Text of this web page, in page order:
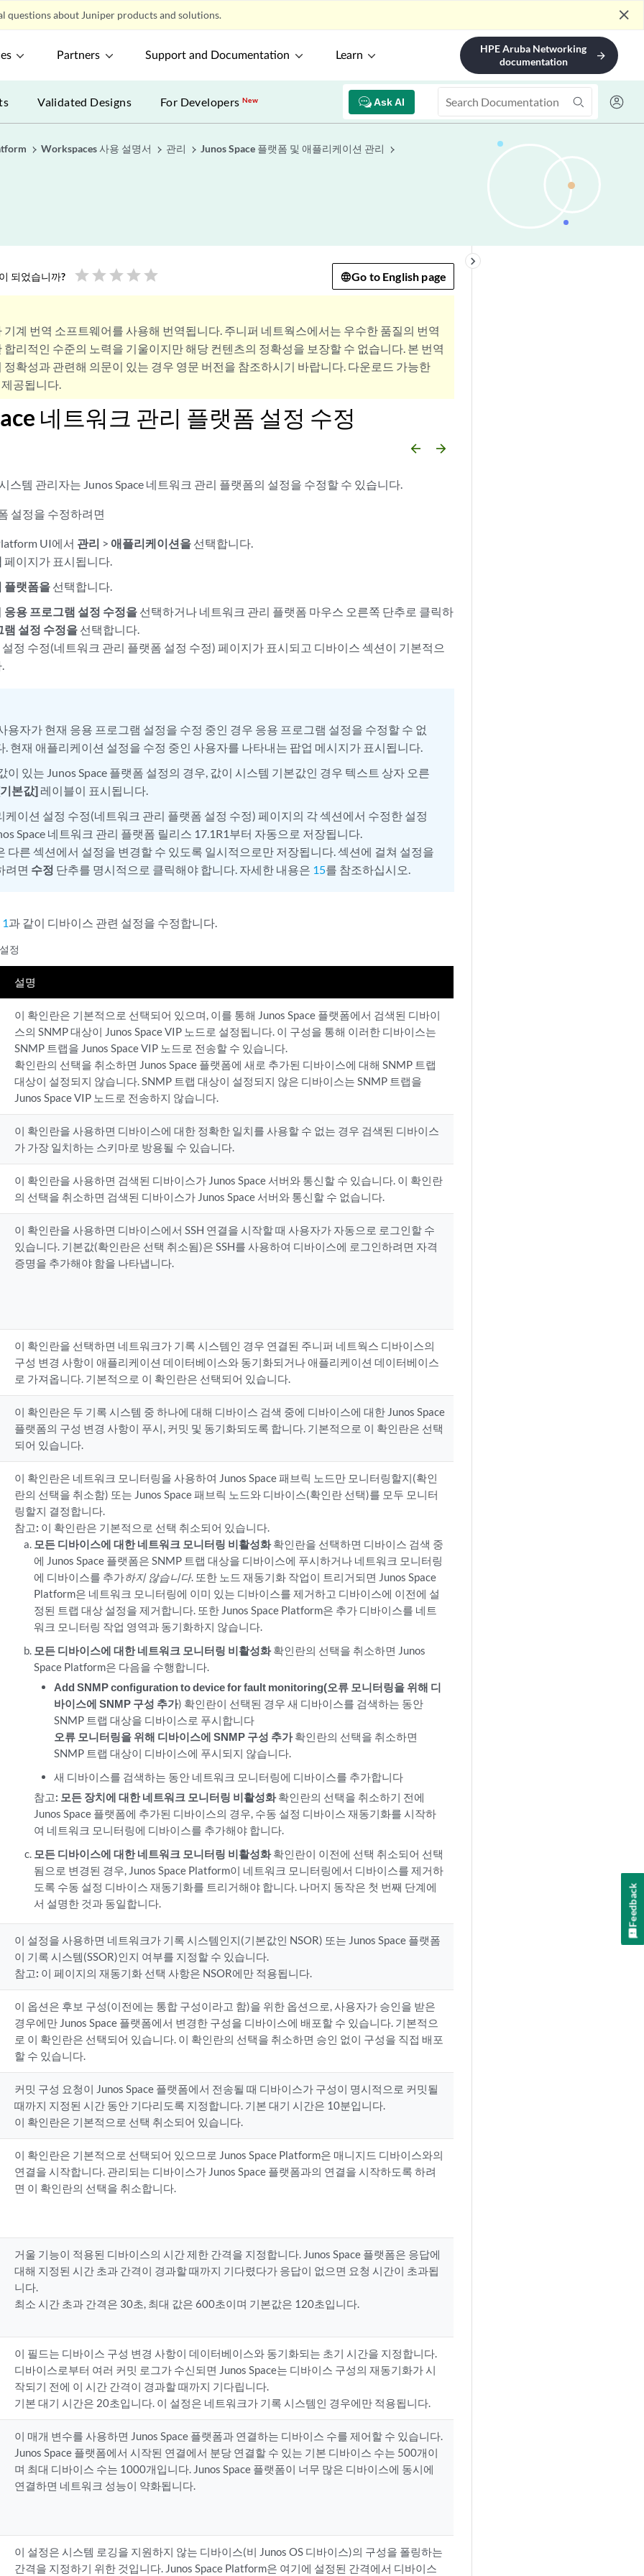
questions about Juniper products and solutions. close
Partners Support and Documentation Learn
HPE Aruba Networking
documentation
arrow_forward
Ask AI
Validated Designs For DevelopersNew
Workspaces 사용 설명서 관리 Junos Space 플랫폼 및 애플리케이션 관리
keyboard_arrow_right
되었습니까? star star star star star Go to English page
기계 번역 소프트웨어를 사용해 번역됩니다. 주니퍼 네트웍스에서는 우수한 품질의 번역
합리적인 수준의 노력을 기울이지만 해당 컨텐츠의 정확성을 보장할 수 없습니다. 본 번역
정확성과 관련해 의문이 있는 경우 영문 버전을 참조하시기 바랍니다. 다운로드 가능한
공됩니다.
네트워크 관리 플랫폼 설정 수정
arrow_backward arrow_forward
스템 관리자는 Junos Space 네트워크 관리 플랫폼의 설정을 수정할 수 있습니다.
설정을 수정하려면
UI에서 관리 > 애플리케이션을 선택합니다.
페이지가 표시됩니다.
플랫폼을 선택합니다.
응용 프로그램 설정 수정을 선택하거나 네트워크 관리 플랫폼 마우스 오른쪽 단추로 클릭하
램 설정 수정을 선택합니다.
정 수정(네트워크 관리 플랫폼 설정 수정) 페이지가 표시되고 디바이스 섹션이 기본적으
용자가 현재 응용 프로그램 설정을 수정 중인 경우 응용 프로그램 설정을 수정할 수 없
. 현재 애플리케이션 설정을 수정 중인 사용자를 나타내는 팝업 메시지가 표시됩니다.
이 있는 Junos Space 플랫폼 설정의 경우, 값이 시스템 기본값인 경우 텍스트 상자 오른
본값]레이블이 표시됩니다.
케이션 설정 수정(네트워크 관리 플랫폼 설정 수정) 페이지의 각 섹션에서 수정한 설정
Space 네트워크 관리 플랫폼 릴리스 17.1R1부터 자동으로 저장됩니다.
다른 섹션에서 설정을 변경할 수 있도록 일시적으로만 저장됩니다. 섹션에 걸쳐 설정을
려면 수정 단추를 명시적으로 클릭해야 합니다. 자세한 내용은 15를 참조하십시오.
과 같이 디바이스 관련 설정을 수정합니다.
정
설명
이 확인란은 기본적으로 선택되어 있으며, 이를 통해 Junos Space 플랫폼에서 검색된 디바이
스의 SNMP 대상이 Junos Space VIP 노드로 설정됩니다. 이 구성을 통해 이러한 디바이스는
SNMP 트랩을 Junos Space VIP 노드로 전송할 수 있습니다.
확인란의 선택을 취소하면 Junos Space 플랫폼에 새로 추가된 디바이스에 대해 SNMP 트랩
대상이 설정되지 않습니다. SNMP 트랩 대상이 설정되지 않은 디바이스는 SNMP 트랩을
Junos Space VIP 노드로 전송하지 않습니다.
이 확인란을 사용하면 디바이스에 대한 정확한 일치를 사용할 수 없는 경우 검색된 디바이스
가 가장 일치하는 스키마로 방용될 수 있습니다.
이 확인란을 사용하면 검색된 디바이스가 Junos Space 서버와 통신할 수 있습니다. 이 확인란
의 선택을 취소하면 검색된 디바이스가 Junos Space 서버와 통신할 수 없습니다.
이 확인란을 사용하면 디바이스에서 SSH 연결을 시작할 때 사용자가 자동으로 로그인할 수
있습니다. 기본값(확인란은 선택 취소됨)은 SSH를 사용하여 디바이스에 로그인하려면 자격
증명을 추가해야 함을 나타냅니다.
이 확인란을 선택하면 네트워크가 기록 시스템인 경우 연결된 주니퍼 네트웍스 디바이스의
구성 변경 사항이 애플리케이션 데이터베이스와 동기화되거나 애플리케이션 데이터베이스
로 가져옵니다. 기본적으로 이 확인란은 선택되어 있습니다.
이 확인란은 두 기록 시스템 중 하나에 대해 디바이스 검색 중에 디바이스에 대한 Junos Space
플랫폼의 구성 변경 사항이 푸시, 커밋 및 동기화되도록 합니다. 기본적으로 이 확인란은 선택
되어 있습니다.
이 확인란은 네트워크 모니터링을 사용하여 Junos Space 패브릭 노드만 모니터링할지(확인
란의 선택을 취소함) 또는 Junos Space 패브릭 노드와 디바이스(확인란 선택)를 모두 모니터
링할지 결정합니다.
참고: 이 확인란은 기본적으로 선택 취소되어 있습니다.
모든 디바이스에 대한 네트워크 모니터링 비활성화확인란을 선택하면 디바이스 검색 중
에 Junos Space 플랫폼은 SNMP 트랩 대상을 디바이스에 푸시하거나 네트워크 모니터링
에 디바이스를 추가하지 않습니다. 또한 노드 재동기화 작업이 트리거되면 Junos Space
Platform은 네트워크 모니터링에 이미 있는 디바이스를 제거하고 디바이스에 이전에 설
정된 트랩 대상 설정을 제거합니다. 또한 Junos Space Platform은 추가 디바이스를 네트
워크 모니터링 작업 영역과 동기화하지 않습니다.
모든 디바이스에 대한 네트워크 모니터링 비활성화확인란의 선택을 취소하면 Junos
Space Platform은 다음을 수행합니다.
Add SNMP configuration to device for fault monitoring(오류 모니터링을 위해 디
바이스에 SNMP 구성 추가) 확인란이 선택된 경우 새 디바이스를 검색하는 동안
SNMP 트랩 대상을 디바이스로 푸시합니다
오류 모니터링을 위해 디바이스에 SNMP 구성 추가확인란의 선택을 취소하면
SNMP 트랩 대상이 디바이스에 푸시되지 않습니다.
새 디바이스를 검색하는 동안 네트워크 모니터링에 디바이스를 추가합니다
참고: 모든 장치에 대한 네트워크 모니터링 비활성화확인란의 선택을 취소하기 전에
Junos Space 플랫폼에 추가된 디바이스의 경우, 수동 설정 디바이스 재동기화를 시작하
여 네트워크 모니터링에 디바이스를 추가해야 합니다.
모든 디바이스에 대한 네트워크 모니터링 비활성화확인란이 이전에 선택 취소되어 선택
됨으로 변경된 경우, Junos Space Platform이 네트워크 모니터링에서 디바이스를 제거하
도록 수동 설정 디바이스 재동기화를 트리거해야 합니다. 나머지 동작은 첫 번째 단계에
서 설명한 것과 동일합니다.
이 설정을 사용하면 네트워크가 기록 시스템인지(기본값인 NSOR) 또는 Junos Space 플랫폼
이 기록 시스템(SSOR)인지 여부를 지정할 수 있습니다.
참고: 이 페이지의 재동기화 선택 사항은 NSOR에만 적용됩니다.
이 옵션은 후보 구성(이전에는 통합 구성이라고 함)을 위한 옵션으로, 사용자가 승인을 받은
경우에만 Junos Space 플랫폼에서 변경한 구성을 디바이스에 배포할 수 있습니다. 기본적으
로 이 확인란은 선택되어 있습니다. 이 확인란의 선택을 취소하면 승인 없이 구성을 직접 배포
할 수 있습니다.
커밋 구성 요청이 Junos Space 플랫폼에서 전송될 때 디바이스가 구성이 명시적으로 커밋될
때까지 지정된 시간 동안 기다리도록 지정합니다. 기본 대기 시간은 10분입니다.
이 확인란은 기본적으로 선택 취소되어 있습니다.
이 확인란은 기본적으로 선택되어 있으므로 Junos Space Platform은 매니지드 디바이스와의
연결을 시작합니다. 관리되는 디바이스가 Junos Space 플랫폼과의 연결을 시작하도록 하려
면 이 확인란의 선택을 취소합니다.
거울 기능이 적용된 디바이스의 시간 제한 간격을 지정합니다. Junos Space 플랫폼은 응답에
대해 지정된 시간 초과 간격이 경과할 때까지 기다렸다가 응답이 없으면 요청 시간이 초과됩
니다.
최소 시간 초과 간격은 30초, 최대 값은 600초이며 기본값은 120초입니다.
이 필드는 디바이스 구성 변경 사항이 데이터베이스와 동기화되는 초기 시간을 지정합니다.
디바이스로부터 여러 커밋 로그가 수신되면 Junos Space는 디바이스 구성의 재동기화가 시
작되기 전에 이 시간 간격이 경과할 때까지 기다립니다.
기본 대기 시간은 20초입니다. 이 설정은 네트워크가 기록 시스템인 경우에만 적용됩니다.
이 매개 변수를 사용하면 Junos Space 플랫폼과 연결하는 디바이스 수를 제어할 수 있습니다.
Junos Space 플랫폼에서 시작된 연결에서 분당 연결할 수 있는 기본 디바이스 수는 500개이
며 최대 디바이스 수는 1000개입니다. Junos Space 플랫폼이 너무 많은 디바이스에 동시에
연결하면 네트워크 성능이 약화됩니다.
이 설정은 시스템 로깅을 지원하지 않는 디바이스(비 Junos OS 디바이스)의 구성을 폴링하는
간격을 지정하기 위한 것입니다. Junos Space Platform은 여기에 설정된 간격에서 디바이스
Feedback